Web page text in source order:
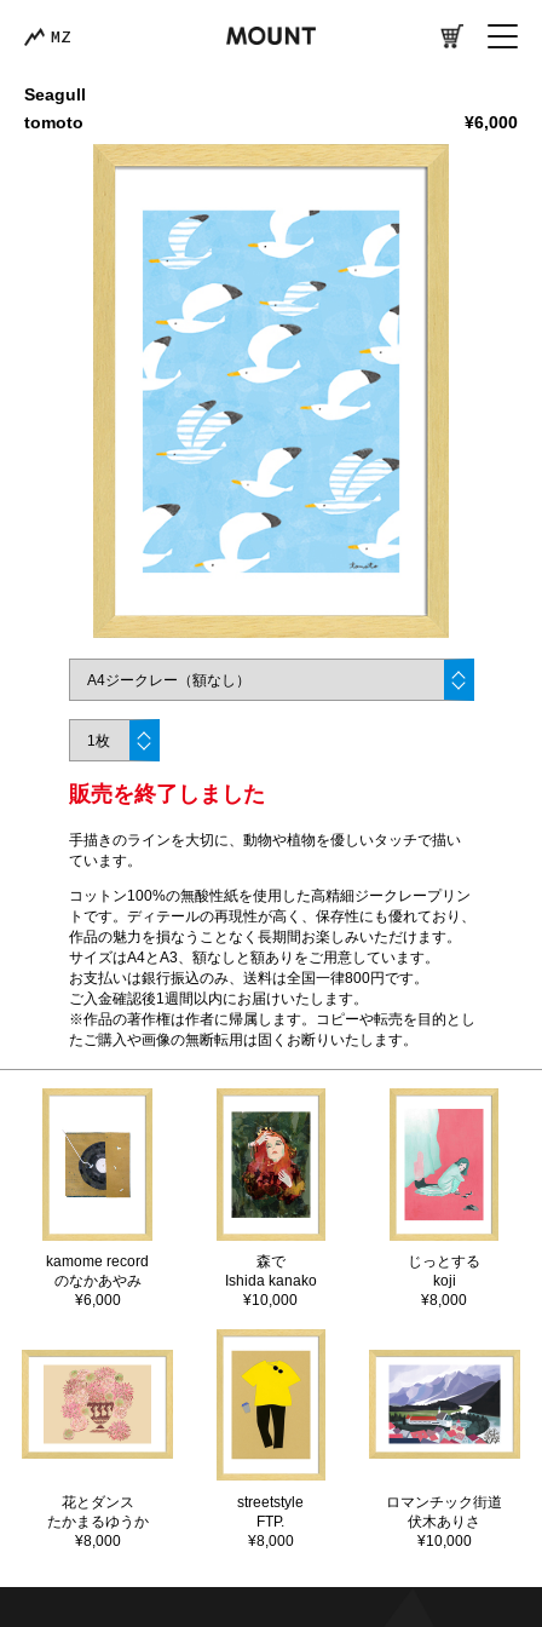
MZ
Seagull
tomoto
¥6,000
販売を終了しました
手描きのラインを大切に、動物や植物を優しいタッチで描い
ています。
コットン100%の無酸性紙を使用した高精細ジークレープリン
トです。ディテールの再現性が高く、保存性にも優れており、
作品の魅力を損なうことなく長期間お楽しみいただけます。
サイズはA4とA3、額なしと額ありをご用意しています。
お支払いは銀行振込のみ、送料は全国一律800円です。
ご入金確認後1週間以内にお届けいたします。
※作品の著作権は作者に帰属します。コピーや転売を目的とし
たご購入や画像の無断転用は固くお断りいたします。
kamome record
のなかあやみ
¥6,000
森で
Ishida kanako
¥10,000
じっとする
koji
¥8,000
花とダンス
たかまるゆうか
¥8,000
streetstyle
FTP.
¥8,000
ロマンチック街道
伏木ありさ
¥10,000